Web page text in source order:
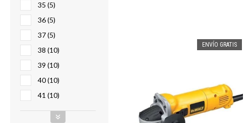
35 (5)
36 (5)
37 (5)
38 (10)
39 (10)
40 (10)
41 (10)
ENVÍO GRATIS